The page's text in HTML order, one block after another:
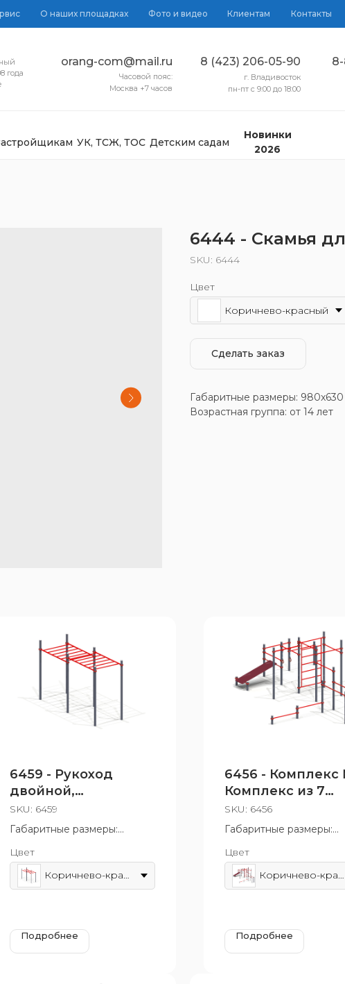
О наших площадках Фото и видео Клиентам Контакты
8 (423) 206-05-90
года
orang-com@mail.ru
г. Владивосток
пн-пт с 9:00 до 18:00
Часовой пояс:
Москва +7 часов
УК, ТСЖ, ТОС Детским садам
Новинки
2026
6444 - Скамья
SKU: 6444
Цвет
Коричнево-красный
Сделать заказ
Габаритные размеры:
Возрастная группа: от 14 лет
6459 - Рукоход
двойной,
двухуровневый
SKU: 6459
Габаритные размеры:
Возрастная группа: от 14 лет
Цвет
Коричнево-красный
Подробнее
6456 - Комплекс
Комплекс из 7
турников,
SKU: 6456
Габаритные размеры:
Возрастная группа: от
Цвет
Коричнево-красный
Подробнее